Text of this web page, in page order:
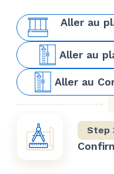
Aller au
Aller au
Aller au